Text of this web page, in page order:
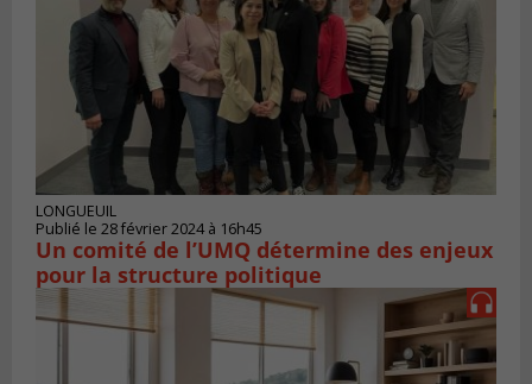
LONGUEUIL
Publié le 28 février 2024 à 16h45
Un comité de l’UMQ détermine des enjeux
pour la structure politique